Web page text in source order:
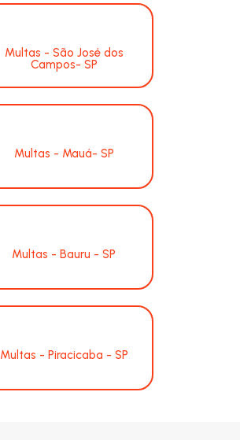
Multas - São José dos
Campos- SP
Multas - Mauá- SP
Multas - Bauru - SP
Multas - Piracicaba - SP